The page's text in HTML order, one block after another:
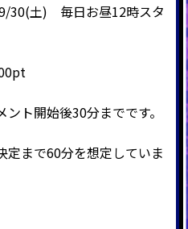
土) 毎日お昼12時スタ
ト開始後30分までです。
まで60分を想定していま